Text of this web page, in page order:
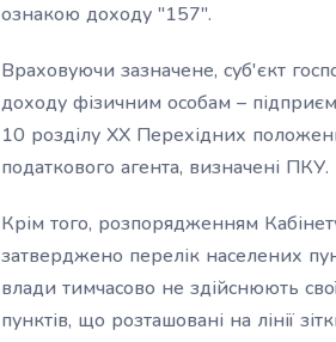
ознакою доходу "157".
Враховуючи зазначене, суб'єкт
доходу фізичним особам –
10 розділу XX Перехідних
податкового агента, визначені ПКУ.
Крім того, розпорядженням
затверджено перелік населених
влади тимчасово не здійснюють
пунктів, що розташовані на лінії